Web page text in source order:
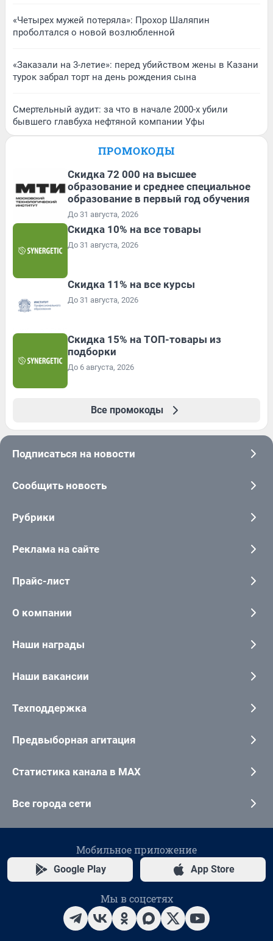
«Четырех мужей потеряла»: Прохор Шаляпин
проболтался о новой возлюбленной
«Заказали на 3-летие»: перед убийством жены в Казани
турок забрал торт на день рождения сына
Смертельный аудит: за что в начале 2000-х убили
бывшего главбуха нефтяной компании Уфы
ПРОМОКОДЫ
Скидка 72 000 на высшее
образование и среднее специальное
образование в первый год обучения
До 31 августа, 2026
Скидка 10% на все товары
До 31 августа, 2026
Скидка 11% на все курсы
До 31 августа, 2026
Скидка 15% на ТОП-товары из
подборки
До 6 августа, 2026
Все промокоды
Подписаться на новости
Сообщить новость
Рубрики
Реклама на сайте
Прайс-лист
О компании
Наши награды
Наши вакансии
Техподдержка
Предвыборная агитация
Статистика канала в MAX
Все города сети
Мобильное приложение
Google Play App Store
Мы в соцсетях